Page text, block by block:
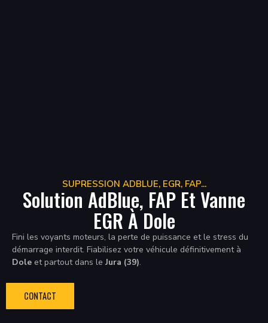
SUPRESSION ADBLUE, EGR, FAP...
Solution AdBlue, FAP Et Vanne
EGR À Dole
Fini les voyants moteurs, la perte de puissance et le stress du
démarrage interdit. Fiabilisez votre véhicule définitivement à
Dole et partout dans leJura (39).
CONTACT